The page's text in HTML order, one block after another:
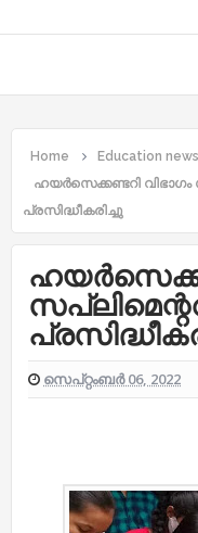
Home Education news
ഹയർസെക്കണ്ടറി വിഭാ​ഗം
പ്രസിദ്ധീകരിച്ചു
സെപ്റ്റംബർ 06, 2022